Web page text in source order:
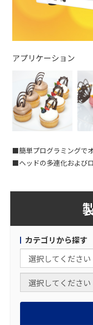
アプリケーション
■簡単プログラミングで
■ヘッドの多連化および
カテゴリから探す